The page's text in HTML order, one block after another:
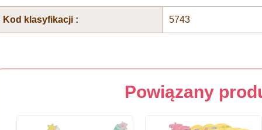
Kod klasyfikacji : 5743
Powiązany